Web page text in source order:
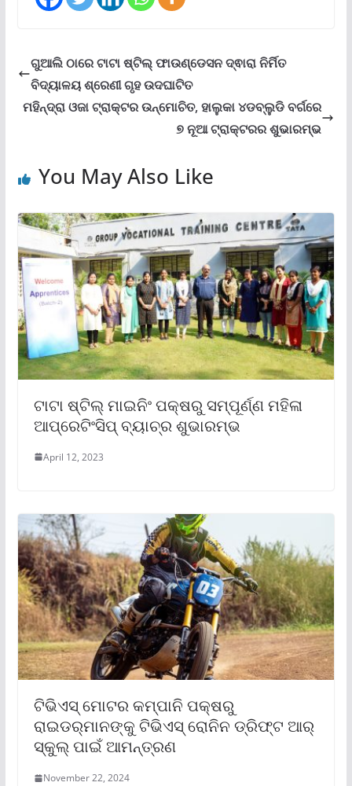
ଗୁଆଲି ଠାରେ ଟାଟା ଷ୍ଟିଲ୍ ଫାଉଣ୍ଡେସନ ଦ୍ଵାରା ନିର୍ମିତ
ବିଦ୍ୟାଳୟ ଶ୍ରେଣୀ ଗୃହ ଉଦଘାଟିତ
ମହିନ୍ଦ୍ରା ଓଜା ଟ୍ରାକ୍ଟର ଉନ୍ମୋଚିତ, ହାଲୁକା ୪ଡବ୍ଲୁଡି ବର୍ଗରେ
୭ ନୂଆ ଟ୍ରାକ୍ଟରର ଶୁଭାରମ୍ଭ
You May Also Like
ଟାଟା ଷ୍ଟିଲ୍ ମାଇନିଂ ପକ୍ଷରୁ ସମ୍ପୂର୍ଣ୍ଣ ମହିଳା
ଆପ୍ରେଟିଂସିପ୍ ବ୍ୟାଚ୍‌ର ଶୁଭାରମ୍ଭ
April 12, 2023
ଟିଭିଏସ୍ ମୋଟର କମ୍ପାନି ପକ୍ଷରୁ
ରାଇଡର୍‌ମାନଙ୍କୁ ଟିଭିଏସ୍ ରୋନିନ ଡ୍ରିଫ୍‌ଟ ଆର୍
ସ୍କୁଲ୍ ପାଇଁ ଆମନ୍ତ୍ରଣ
November 22, 2024